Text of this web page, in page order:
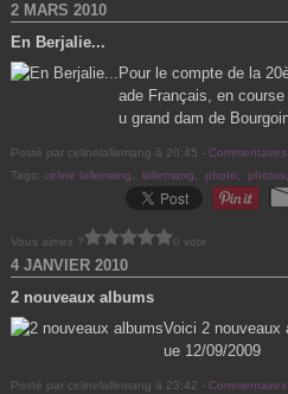
2 MARS 2010
En Berjalie...
Pour le compte de la
ade Français, en
u grand dam de
Posté par celinelallemang à 20:45 -
Tags: céline lallemang lallemang photo photos
Vous aimez ? 0 vote
4 JANVIER 2010
2 nouveaux albums
Voici 2 nouveaux
ue 12/09/2009
Posté par celinelallemang à 23:42 -